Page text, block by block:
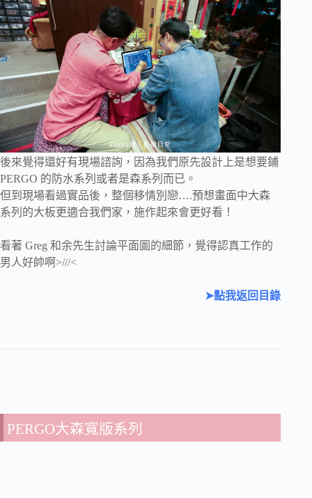
後來覺得還好有現場諮詢，因為我們原先設計上是想要鋪
PERGO 的防水系列或者是森系列而已。
但到現場看過實品後，整個移情別戀….預想畫面中大森
系列的大板更適合我們家，施作起來會更好看！
看著 Greg 和余先生討論平面圖的細節，覺得認真工作的
男人好帥啊>///<
➤點我返回目錄
PERGO大森寬版系列